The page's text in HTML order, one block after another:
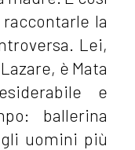
la
Lei,
è Mata
e
ballerina
uomini più